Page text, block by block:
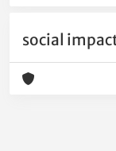
social